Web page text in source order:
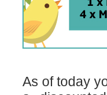
As of today